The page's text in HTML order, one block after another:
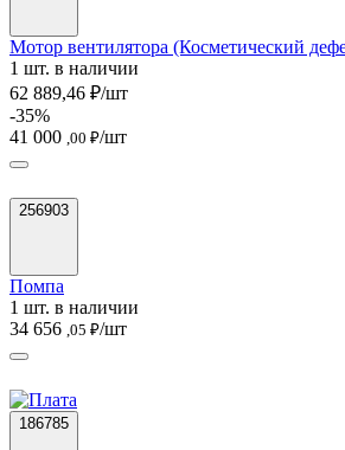
Мотор вентилятора (Косметический
1 шт. в наличии
62 889,46 ₽/шт
-35%
41 000 ,00 ₽/шт
256903
Помпа
1 шт. в наличии
34 656 ,05 ₽/шт
186785